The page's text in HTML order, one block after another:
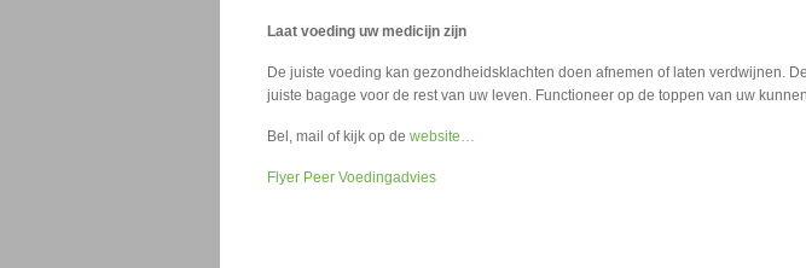
Laat voeding uw medicijn zijn
De juiste voeding kan gezondheidsklachten doen afnemen of laten verdwijnen.
juiste bagage voor de rest van uw leven. Functioneer op de toppen van uw
Bel, mail of kijk op dewebsite…
Flyer Peer Voedingadvies